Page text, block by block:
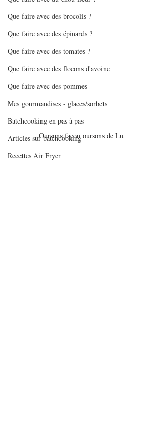
Que faire avec des brocolis ?
Que faire avec des épinards ?
Que faire avec des tomates ?
Que faire avec des flocons d'avoine
Que faire avec des pommes
Mes gourmandises - glaces/sorbets
Batchcooking en pas à pas
Articles sur batchcooking
Recettes Air Fryer
Oursons façon oursons de Lu